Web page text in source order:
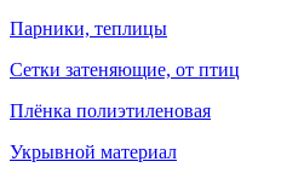
Парники, теплицы
Сетки затеняющие, от птиц
Плёнка полиэтиленовая
Укрывной материал